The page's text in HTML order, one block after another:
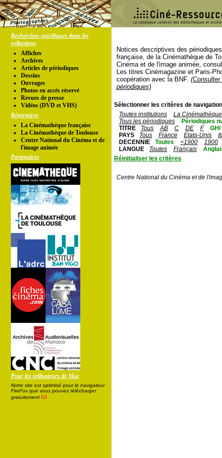
Recherches spécifiques dans les
collections
Affiches
Archives
Articles de périodiques
Dessins
Ouvrages
Photos en accés réservé
Revues de presse
Vidéos (DVD et VHS)
Répertoires
La Cinémathèque française
La Cinémathèque de Toulouse
Centre National du Cinéma et de
l'image animée
Partenaires
Pour les utilisateurs de Mac
Notre site est optimisé pour le navigateur
FireFox que vous pouvez télécharger
gratuitement ici
Notices descriptives des
française, de la Cinémathèque de
Cinéma et de l'image animée,
Les titres Cinémagazine et Paris-
coopération avec la BNF.
périodiques)
Sélectionner les critères de
Toutes institutions
La
Tous les périodiques
Périodiques
TITRE
Tous AB C DE F
GHI
PAYS
Tous France Etats-Unis
DECENNIE
Toutes <1900
1900
LANGUE
Toutes Français
Réinitialiser les critères
Centre National du Cinéma et de